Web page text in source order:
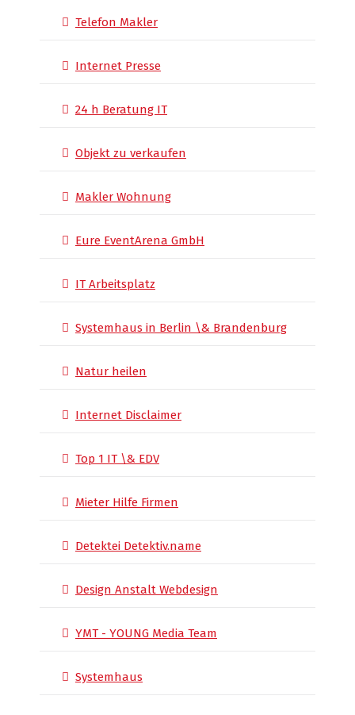
Telefon Makler
Internet Presse
24 h Beratung IT
Objekt zu verkaufen
Makler Wohnung
Eure EventArena GmbH
IT Arbeitsplatz
Systemhaus in Berlin \& Brandenburg
Natur heilen
Internet Disclaimer
Top 1 IT \& EDV
Mieter Hilfe Firmen
Detektei Detektiv.name
Design Anstalt Webdesign
YMT - YOUNG Media Team
Systemhaus